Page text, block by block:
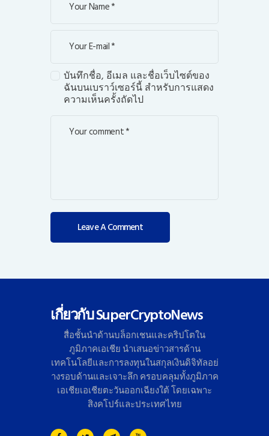
บันทึกชื่อ, อีเมล และชื่อเว็บไซต์ของ
ฉันบนเบราว์เซอร์นี้ สำหรับการแสดง
ความเห็นครั้งถัดไป
เกี่ยวกับ SuperCryptoNews
สื่อชั้นนำด้านบล็อกเชนและคริปโตใน
ภูมิภาคเอเชีย นำเสนอข่าวสารด้าน
เทคโนโลยีและการลงทุนในสกุลเงินดิจิทัลอย่
างรอบด้านและเจาะลึก ครอบคลุมทั้งภูมิภาค
เอเชียเอเชียตะวันออกเฉียงใต้ โดยเฉพาะ
สิงคโปร์และประเทศไทย